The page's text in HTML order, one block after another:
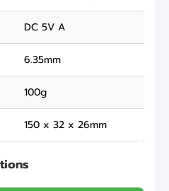
DC 5V A
6.35mm
100g
150 x 32 x 26mm